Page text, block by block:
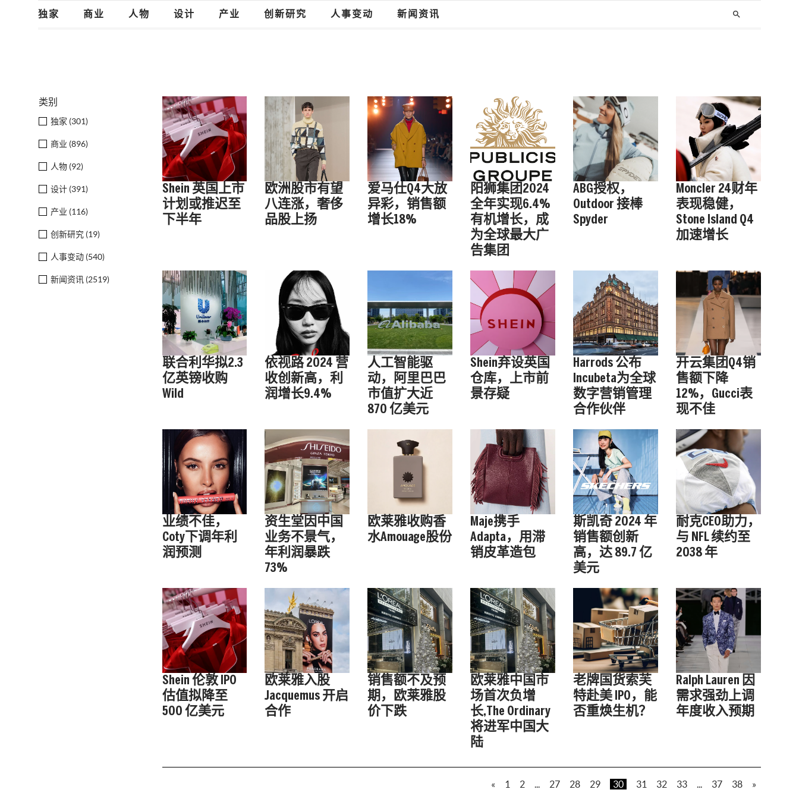
独家 商业 人物 设计 产业 创新研究 人事变动 新闻资讯 search
类别
独家 (301)
商业 (896)
人物 (92)
设计 (391)
产业 (116)
创新研究 (19)
人事变动 (540)
新闻资讯 (2519)
Shein 英国上市
计划或推迟至
下半年
欧洲股市有望
八连涨，奢侈
品股上扬
爱马仕Q4大放
异彩，销售额
增长18%
阳狮集团2024
全年实现6.4%
有机增长，成
为全球最大广
告集团
ABG授权，
Outdoor 接棒
Spyder
Moncler 24财年
表现稳健，
Stone Island Q4
加速增长
联合利华拟2.3
亿英镑收购
Wild
依视路 2024 营
收创新高，利
润增长9.4%
人工智能驱
动，阿里巴巴
市值扩大近
870 亿美元
Shein弃设英国
仓库，上市前
景存疑
Harrods 公布
Incubeta为全球
数字营销管理
合作伙伴
开云集团Q4销
售额下降
12%，Gucci表
现不佳
业绩不佳，
Coty下调年利
润预测
资生堂因中国
业务不景气，
年利润暴跌
73%
欧莱雅收购香
水Amouage股份
Maje携手
Adapta，用滞
销皮革造包
斯凯奇 2024 年
销售额创新
高，达 89.7 亿
美元
耐克CEO助力，
与 NFL 续约至
2038 年
Shein 伦敦 IPO
估值拟降至
500 亿美元
欧莱雅入股
Jacquemus 开启
合作
销售额不及预
期，欧莱雅股
价下跌
欧莱雅中国市
场首次负增
长,The Ordinary
将进军中国大
陆
老牌国货索芙
特赴美 IPO，能
否重焕生机？
Ralph Lauren 因
需求强劲上调
年度收入预期
« 1 2 ... 27 28 29 30 31 32 33 ... 37 38 »